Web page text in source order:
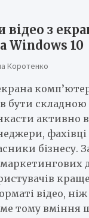
відео з
Windows 10
Коротенко
бути
активно
бізнесу.
відео, ніж
тому вміння